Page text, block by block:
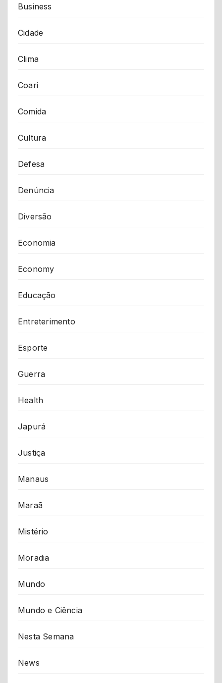
Business
Cidade
Clima
Coari
Comida
Cultura
Defesa
Denúncia
Diversão
Economia
Economy
Educação
Entreterimento
Esporte
Guerra
Health
Japurá
Justiça
Manaus
Maraã
Mistério
Moradia
Mundo
Mundo e Ciência
Nesta Semana
News